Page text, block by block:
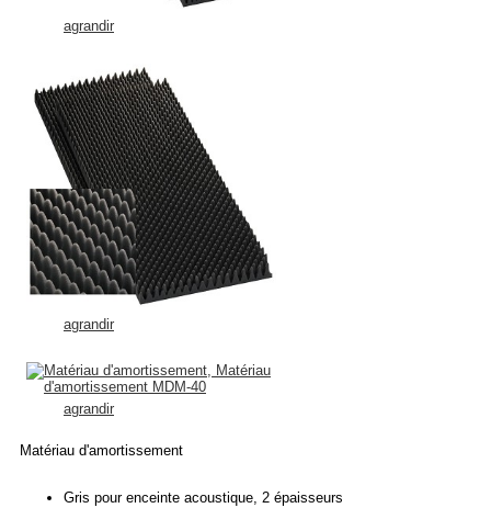
agrandir
agrandir
agrandir
Matériau d'amortissement
Gris pour enceinte acoustique, 2 épaisseurs